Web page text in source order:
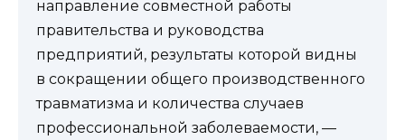
направление совместной работы
правительства и руководства
предприятий, результаты которой видны
в сокращении общего производственного
травматизма и количества случаев
профессиональной заболеваемости, —